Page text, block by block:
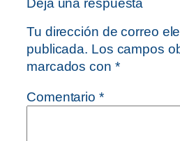
Tu dirección de correo
publicada. Los campos
marcados con *
Comentario *